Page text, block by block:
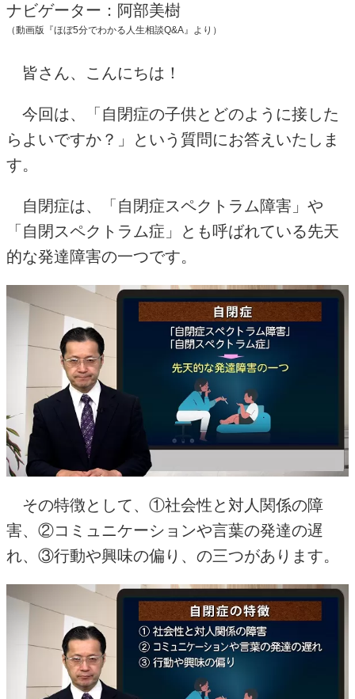
ナビゲーター：阿部美樹
（動画版『ほぼ5分でわかる人生相談Q&A』より）
皆さん、こんにちは！
今回は、「自閉症の子供とどのように接した
らよいですか？」という質問にお答えいたしま
す。
自閉症は、「自閉症スペクトラム障害」や
「自閉スペクトラム症」とも呼ばれている先天
的な発達障害の一つです。
その特徴として、①社会性と対人関係の障
害、②コミュニケーションや言葉の発達の遅
れ、③行動や興味の偏り、の三つがあります。